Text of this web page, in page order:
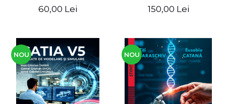
60,00 Lei 150,00 Lei
NOU NOU